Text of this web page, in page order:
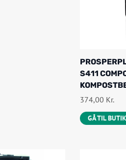
S411
374,00 Kr.
GÅ TIL BUTIK